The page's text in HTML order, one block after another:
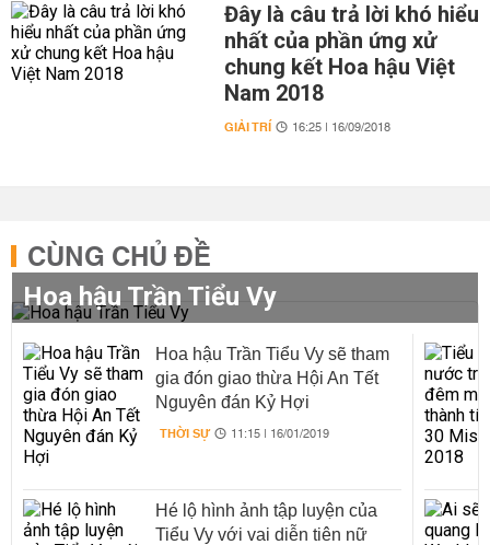
Đây là câu trả lời khó hiểu
nhất của phần ứng xử
chung kết Hoa hậu Việt
Nam 2018
GIẢI TRÍ 16:25 | 16/09/2018
CÙNG CHỦ ĐỀ
Hoa hậu Trần Tiểu Vy
Hoa hậu Trần Tiểu Vy sẽ tham
gia đón giao thừa Hội An Tết
Nguyên đán Kỷ Hợi
THỜI SỰ 11:15 | 16/01/2019
Hé lộ hình ảnh tập luyện của
Tiểu Vy với vai diễn tiên nữ